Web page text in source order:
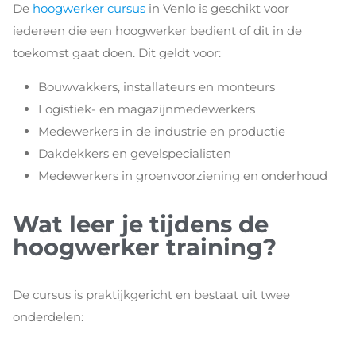
De hoogwerker cursus in Venlo is geschikt voor
iedereen die een hoogwerker bedient of dit in de
toekomst gaat doen. Dit geldt voor:
Bouwvakkers, installateurs en monteurs
Logistiek- en magazijnmedewerkers
Medewerkers in de industrie en productie
Dakdekkers en gevelspecialisten
Medewerkers in groenvoorziening en onderhoud
Wat leer je tijdens de
hoogwerker training?
De cursus is praktijkgericht en bestaat uit twee
onderdelen: